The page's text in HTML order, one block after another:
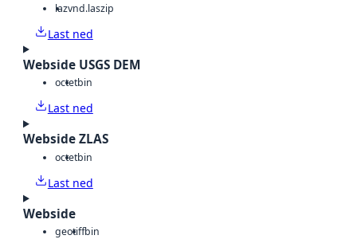
lazvnd.laszip
Last ned
Webside USGS DEM
octetbin
Last ned
Webside ZLAS
octetbin
Last ned
Webside
geotiffbin